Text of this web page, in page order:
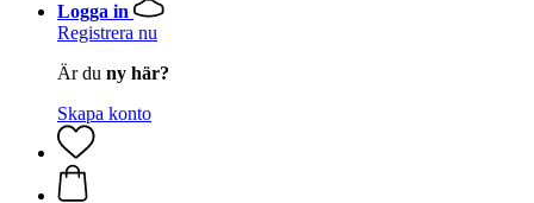
Logga in
Registrera nu
Är du ny här?
Skapa konto